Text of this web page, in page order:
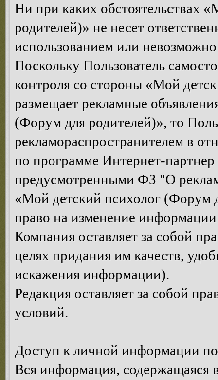
Ни при каких обстоятельствах
родителей)» не несет
использованием или
Поскольку Пользователь
контроля со стороны «Мой
размещает рекламные
(Форум для родителей)», то
рекламораспространителем в
по программе Интернет-
предусмотренными ФЗ "О
«Мой детский психолог (Форум
право на изменение
Компания оставляет за собой
целях придания им качеств,
искажения информации).
Редакция оставляет за собой
условий.
Доступ к личной информации
Вся информация, содержащаяся